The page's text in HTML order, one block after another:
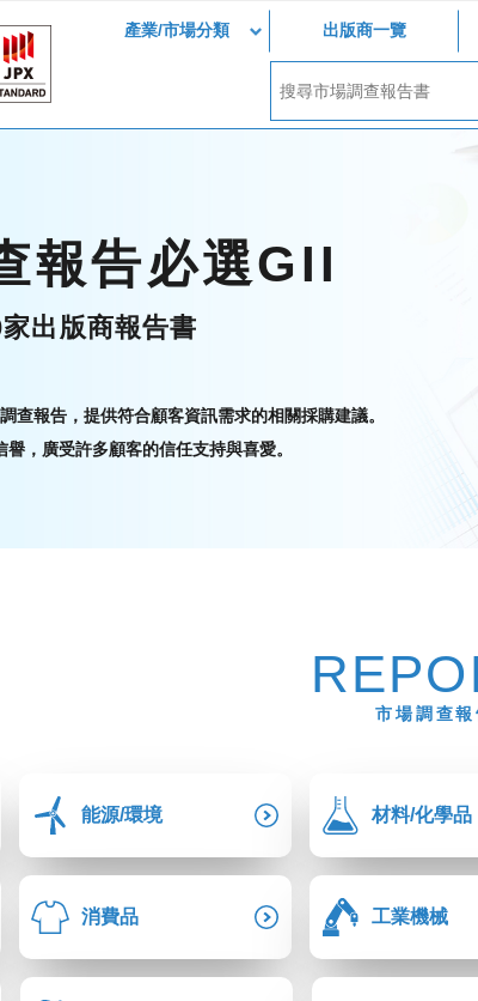
產業/市場分類 出版商一覽
報告必選GII
出版商報告書
查報告，提供符合顧客資訊需求的相關採購建議。
，廣受許多顧客的信任支持與喜愛。
市場調查報
能源/環境 材料/化學品
消費品 工業機械